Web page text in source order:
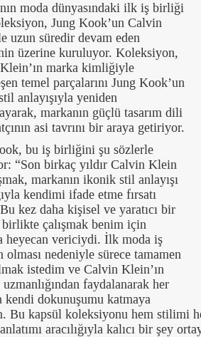
moda dünyasındaki ilk iş birliği
Jung Kook’un Calvin
uzun süredir devam eden
üzerine kuruluyor. Koleksiyon,
marka kimliğiyle
temel parçalarını Jung Kook’un
anlayışıyla yeniden
markanın güçlü tasarım dili
asi tavrını bir araya getiriyor.
bu iş birliğini şu sözlerle
“Son birkaç yıldır Calvin Klein
markanın ikonik stil anlayışı
kendimi ifade etme fırsatı
kez daha kişisel ve yaratıcı bir
çalışmak benim için
heyecan vericiydi. İlk moda iş
nedeniyle sürece tamamen
istedim ve Calvin Klein’ın
uzmanlığından faydalanarak her
kendi dokunuşumu katmaya
Bu kapsül koleksiyonu hem stilimi
aracılığıyla kalıcı bir şey